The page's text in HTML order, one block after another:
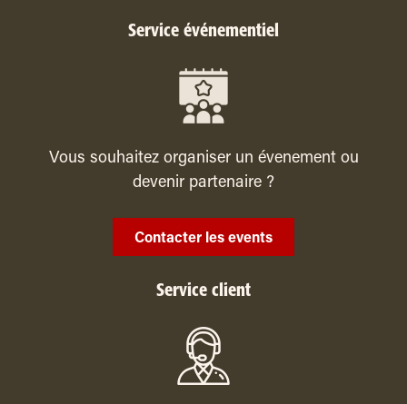
Service événementiel
Vous souhaitez organiser un évenement ou
devenir partenaire ?
Contacter les events
Service client